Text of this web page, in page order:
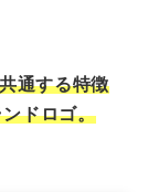
通する特徴
ドロゴ。